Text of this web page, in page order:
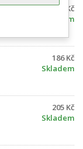
184 Kč
Skladem
186 Kč
Skladem
205 Kč
Skladem